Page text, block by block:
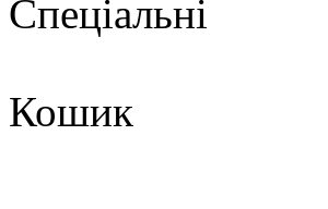
Спеціальні
Кошик